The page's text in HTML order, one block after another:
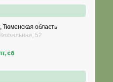
область
52
сб